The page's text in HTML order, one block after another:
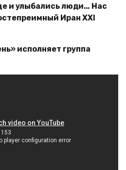
и улыбались люди… Нас
Иран ХХI
исполняет группа